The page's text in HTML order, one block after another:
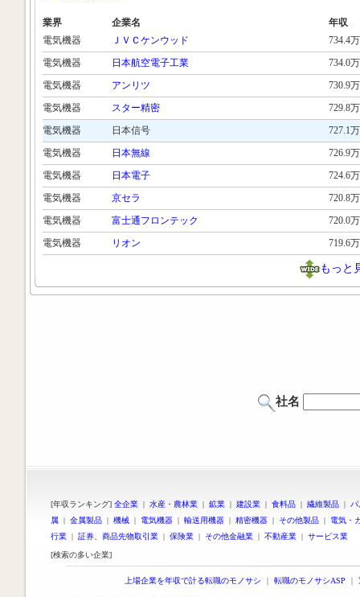
業界 企業名
年収
電気機器
ＪＶＣケンウッド
734.4万
電気機器
日本航空電子工業
734.0万
電気機器
アンリツ
730.9万
電気機器
スター精密
729.8万
電気機器
日本信号
727.1万
電気機器
日本無線
726.9万
電気機器
日本電子
724.6万
電気機器
京セラ
720.8万
電気機器
富士通フロンテック
720.0万
電気機器
リオン 719.6万
もっと
社名
[年収ランキング] 全企業 | 水産・農林業 | 鉱業 | 建設業 | 食料品 | 繊維製品 |
属 | 金属製品 | 機械 | 電気機器 | 輸送用機器 | 精密機器 | その他製品 | 電気・
行業 | 証券、商品先物取引業 | 保険業 | その他金融業 | 不動産業 | サービス業
[検索の多い企業]
上場企業を年収で計る転職のモノサシ ｜ 転職のモノサシASP ｜